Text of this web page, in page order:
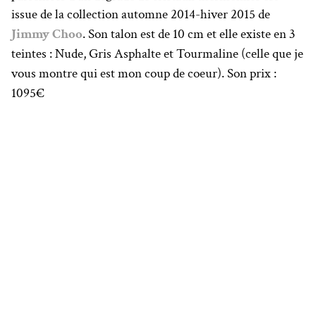
issue de la collection automne 2014-hiver 2015 de
Jimmy Choo. Son talon est de 10 cm et elle existe en 3
teintes : Nude, Gris Asphalte et Tourmaline (celle que je
vous montre qui est mon coup de coeur). Son prix :
1095€